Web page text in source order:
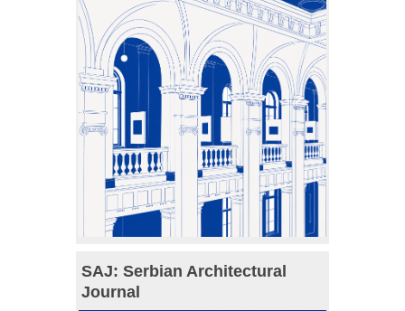
SAJ: Serbian Architectural
Journal